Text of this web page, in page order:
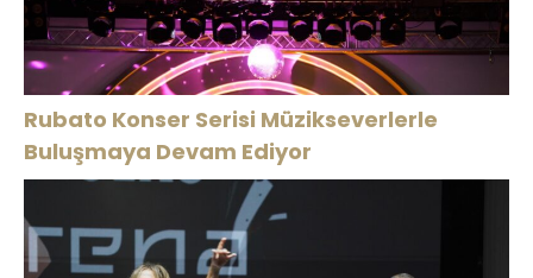
Rubato Konser Serisi Müzikseverlerle
Buluşmaya Devam Ediyor